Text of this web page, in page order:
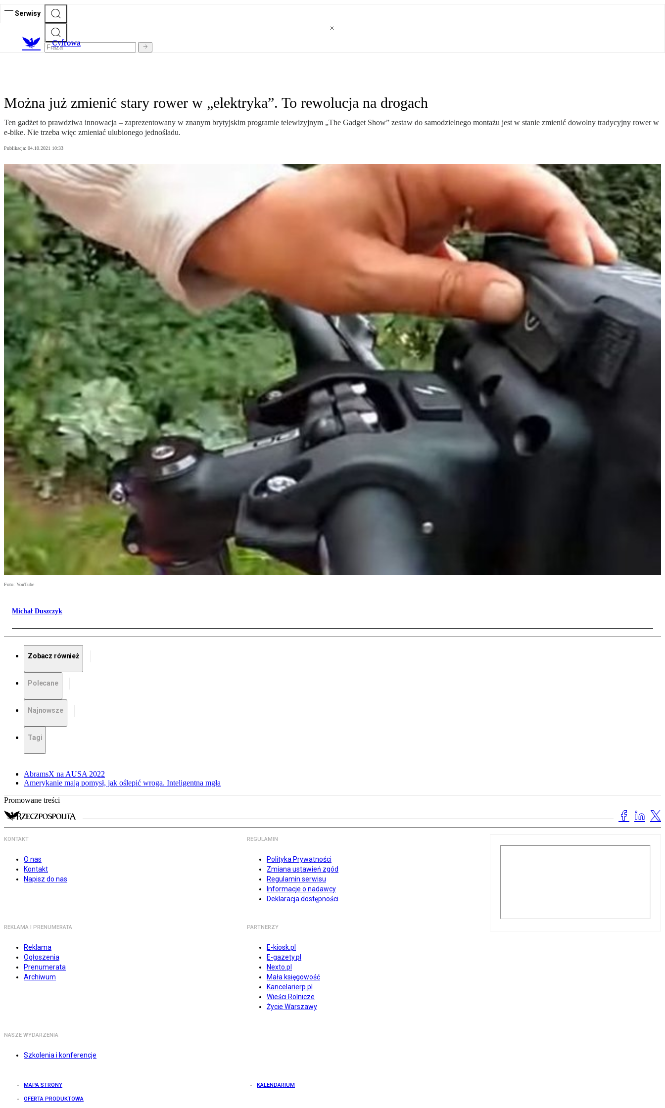
Serwisy
Cyfrowa
Można już zmienić stary rower w „elektryka”. To rewolucja na drogach
Ten gadżet to prawdziwa innowacja – zaprezentowany w znanym brytyjskim programie telewizyjnym „The Gadget Show” zestaw do samodzielnego montażu jest w stanie zmienić dowolny tradycyjny rower w
e-bike. Nie trzeba więc zmieniać ulubionego jednośladu.
Publikacja: 04.10.2021 10:33
Foto: YouTube
Michał Duszczyk
Zobacz również
Polecane
Najnowsze
Tagi
AbramsX na AUSA 2022
Amerykanie mają pomysł, jak oślepić wroga. Inteligentna mgła
Promowane treści
KONTAKT
O nas
Kontakt
Napisz do nas
REGULAMIN
Polityka Prywatności
Zmiana ustawień zgód
Regulamin serwisu
Informacje o nadawcy
Deklaracja dostępności
REKLAMA I PRENUMERATA
Reklama
Ogłoszenia
Prenumerata
Archiwum
PARTNERZY
E-kiosk.pl
E-gazety.pl
Nexto.pl
Mała księgowość
Kancelarierp.pl
Wieści Rolnicze
Życie Warszawy
NASZE WYDARZENIA
Szkolenia i konferencje
MAPA STRONY KALENDARIUM
OFERTA PRODUKTOWA